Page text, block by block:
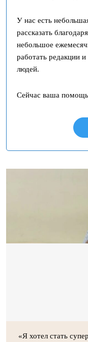
У нас есть
рассказать
небольшое
работать редакции
людей.
Сейчас ваша помощь
«Я хотел стать